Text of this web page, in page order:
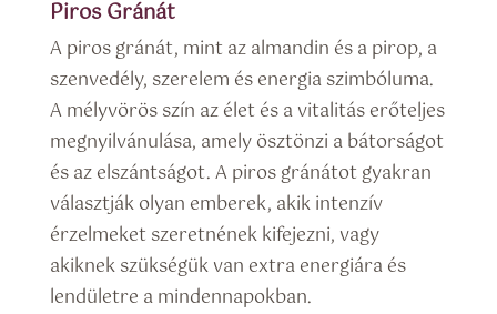
Piros Gránát
A piros gránát, mint az almandin és a pirop, a
szenvedély, szerelem és energia szimbóluma.
A mélyvörös szín az élet és a vitalitás erőteljes
megnyilvánulása, amely ösztönzi a bátorságot
és az elszántságot. A piros gránátot gyakran
választják olyan emberek, akik intenzív
érzelmeket szeretnének kifejezni, vagy
akiknek szükségük van extra energiára és
lendületre a mindennapokban.